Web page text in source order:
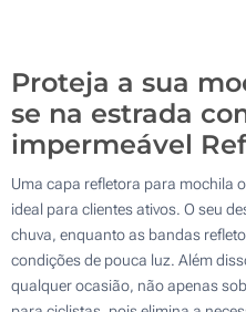
Proteja a sua
se na estrada
impermeável
Uma capa refletora para mochila
ideal para clientes ativos. O seu
chuva, enquanto as bandas
condições de pouca luz. Além
qualquer ocasião, não apenas